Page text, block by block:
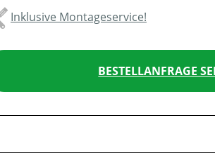
Inklusive Montageservice!
BESTELLANFRAGE